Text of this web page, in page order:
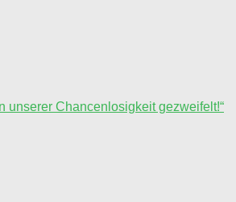
unserer Chancenlosigkeit gezweifelt!“